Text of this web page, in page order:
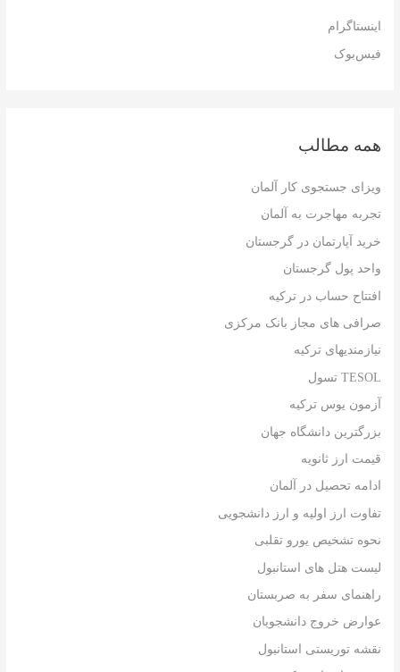
اینستاگرام
فیس‌بوک
همه مطالب
ویزای جستجوی کار آلمان
تجربه مهاجرت به آلمان
خرید آپارتمان در گرجستان
واحد پول گرجستان
افتتاح حساب در ترکیه
صرافی های مجاز بانک مرکزی
نیازمندیهای ترکیه
TESOL تسول
آزمون یوس ترکیه
بزرگترین دانشگاه جهان
قیمت ارز ثانویه
ادامه تحصیل در آلمان
تفاوت ارز اولیه و ارز دانشجویی
نحوه تشخیص یورو تقلبی
لیست هتل های استانبول
راهنمای سفر به صربستان
عوارض خروج دانشجویان
نقشه توریستی استانبول